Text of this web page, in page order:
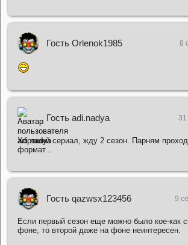
Гость Orlenok1985 8
Гость adi.nadya 31
Хороший сериал, жду 2 сезон. Парням
формат...
Гость qazwsx123456 9
Если первый сезон еще можно было кое-как
фоне, то второй даже на фоне неинтересен.